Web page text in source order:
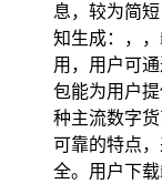
息，较为简
知生成：，
用，用户可
包能为用户
种主流数字
可靠的特点
全。用户下